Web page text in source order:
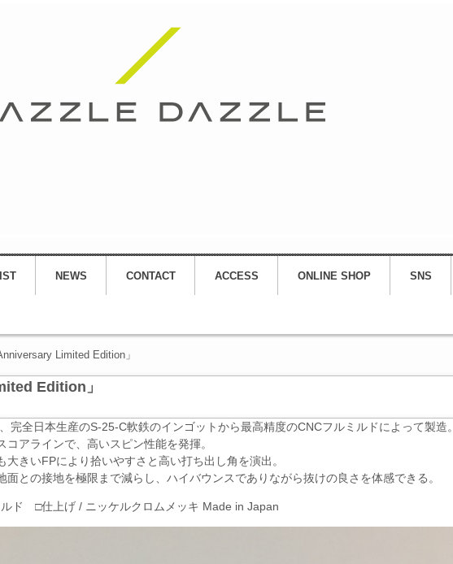
NEWS CONTACT ACCESS ONLINE SHOP SNS
Limited Edition」
Edition」
完全日本生産のS-25-C軟鉄のインゴットから最高精度のCNCフルミルドによって製造。
アラインで、高いスピン性能を発揮。
きいFPにより拾いやすさと高い打ち出し角を演出。
との接地を極限まで減らし、ハイバウンスでありながら抜けの良さを体感できる。
ド □仕上げ / ニッケルクロムメッキ Made in Japan